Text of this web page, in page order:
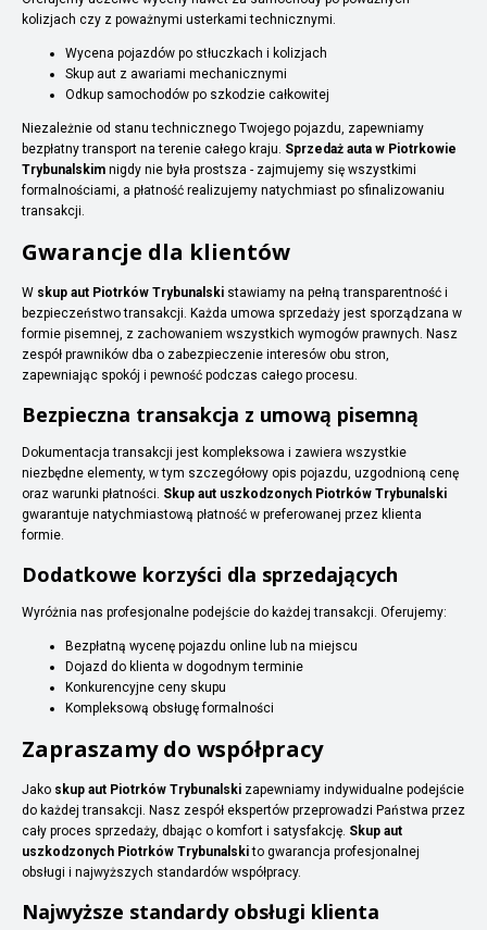
kolizjach czy z poważnymi usterkami technicznymi.
Wycena pojazdów po stłuczkach i kolizjach
Skup aut z awariami mechanicznymi
Odkup samochodów po szkodzie całkowitej
Niezależnie od stanu technicznego Twojego pojazdu, zapewniamy
bezpłatny transport na terenie całego kraju. Sprzedaż auta w Piotrkowie
Trybunalskim nigdy nie była prostsza - zajmujemy się wszystkimi
formalnościami, a płatność realizujemy natychmiast po sfinalizowaniu
transakcji.
Gwarancje dla klientów
W skup aut Piotrków Trybunalski stawiamy na pełną transparentność i
bezpieczeństwo transakcji. Każda umowa sprzedaży jest sporządzana w
formie pisemnej, z zachowaniem wszystkich wymogów prawnych. Nasz
zespół prawników dba o zabezpieczenie interesów obu stron,
zapewniając spokój i pewność podczas całego procesu.
Bezpieczna transakcja z umową pisemną
Dokumentacja transakcji jest kompleksowa i zawiera wszystkie
niezbędne elementy, w tym szczegółowy opis pojazdu, uzgodnioną cenę
oraz warunki płatności. Skup aut uszkodzonych Piotrków Trybunalski
gwarantuje natychmiastową płatność w preferowanej przez klienta
formie.
Dodatkowe korzyści dla sprzedających
Wyróżnia nas profesjonalne podejście do każdej transakcji. Oferujemy:
Bezpłatną wycenę pojazdu online lub na miejscu
Dojazd do klienta w dogodnym terminie
Konkurencyjne ceny skupu
Kompleksową obsługę formalności
Zapraszamy do współpracy
Jako skup aut Piotrków Trybunalski zapewniamy indywidualne podejście
do każdej transakcji. Nasz zespół ekspertów przeprowadzi Państwa przez
cały proces sprzedaży, dbając o komfort i satysfakcję. Skup aut
uszkodzonych Piotrków Trybunalskito gwarancja profesjonalnej
obsługi i najwyższych standardów współpracy.
Najwyższe standardy obsługi klienta